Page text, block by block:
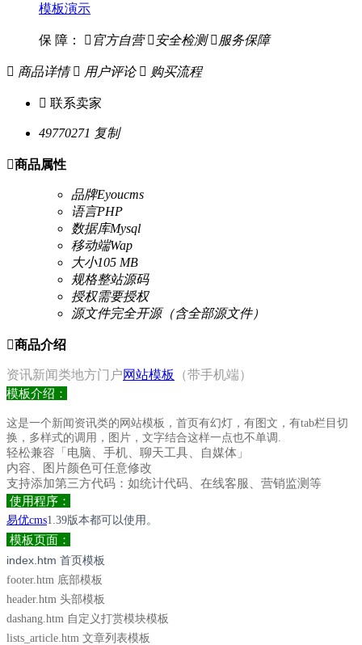
模板演示
保 障：  官方自营  安全检测  服务保障
 商品详情  用户评论  购买流程
 联系卖家
49770271 复制
商品属性
品牌Eyoucms
语言PHP
数据库Mysql
移动端Wap
大小105 MB
规格整站源码
授权需要授权
源文件完全开源（含全部源文件）
商品介绍
资讯新闻类地方门户网站模板
（带手机端）
模板介绍：
这是一个新闻资讯类的网站模板，首页有幻灯，有图文，有tab栏目切
换，多样式的调用，图片，文字结合这样一点也不单调.
轻松兼容「电脑、手机、聊天工具、自媒体」
内容、图片颜色可任意修改
支持添加第三方代码：如统计代码、在线客服、营销监测等
使用程序：
易优cms1.39版本都可以使用。
模板页面：
index.htm 首页模板
footer.htm 底部模板
header.htm 头部模板
dashang.htm 自定义打赏模块模板
lists_article.htm 文章列表模板